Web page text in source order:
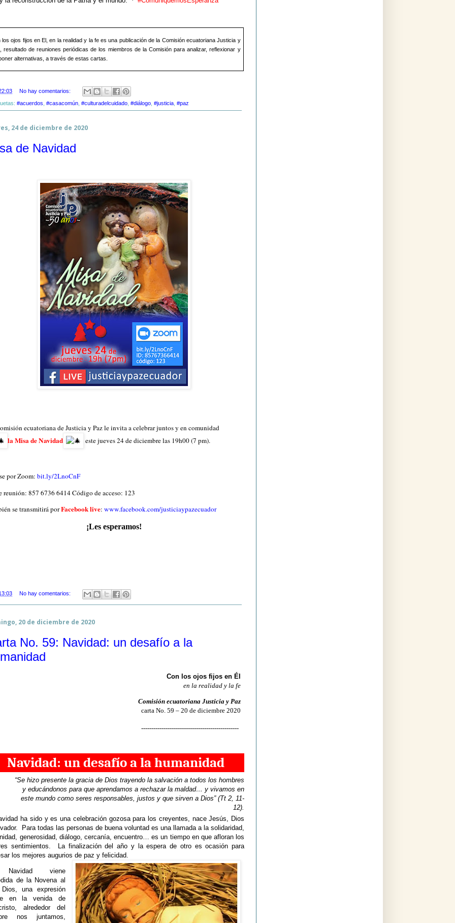
los ojos fijos en El, en la realidad y la fe es una publicación de la Comisión ecuatoriana Justicia y
resultado de reuniones periódicas de los miembros de la Comisión para analizar, reflexionar y
alternativas, a través de estas cartas.
No hay comentarios:
#acuerdos #casacomún #culturadelcuidado #diálogo #justicia #paz
24 de diciembre de 2020
de Navidad
ecuatoriana de Justicia y Paz le invita a celebrar juntos y en comunidad
la Misa de Navidad este jueves 24 de diciembre las 19h00 (7 pm).
por Zoom: bit.ly/2LnoCnF
reunión: 857 6736 6414 Código de acceso: 123
se transmitirá porFacebook live: www.facebook.com/justiciaypazecuador
¡Les esperamos!
No hay comentarios:
20 de diciembre de 2020
No. 59: Navidad: un desafío a la
Con los ojos fijos en Él
en la realidad y la fe
Comisión ecuatoriana Justicia y Paz
carta No. 59 – 20 de diciembre 2020
------------------------------------------------
Navidad: un desafío a la humanidad
“Se hizo presente la gracia de Dios trayendo la salvación a todos los hombres
y educándonos para que aprendamos a rechazar la maldad… y vivamos en
este mundo como seres responsables, justos y que sirven a Dios” (Tt 2, 11-
12).
ha sido y es una celebración gozosa para los creyentes, nace Jesús, Dios
Para todas las personas de buena voluntad es una llamada a la solidaridad,
generosidad, diálogo, cercanía, encuentro… es un tiempo en que afloran los
sentimientos. La finalización del año y la espera de otro es ocasión para
los mejores augurios de paz y felicidad.
viene
de la Novena al
una expresión
en la venida de
alrededor del
nos juntamos,